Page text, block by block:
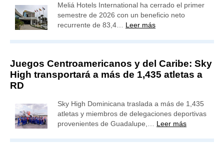
Meliá Hotels International ha cerrado el primer
semestre de 2026 con un beneficio neto
recurrente de 83,4… Leer más
Juegos Centroamericanos y del Caribe: Sky
High transportará a más de 1,435 atletas a
RD
Sky High Dominicana traslada a más de 1,435
atletas y miembros de delegaciones deportivas
provenientes de Guadalupe,… Leer más